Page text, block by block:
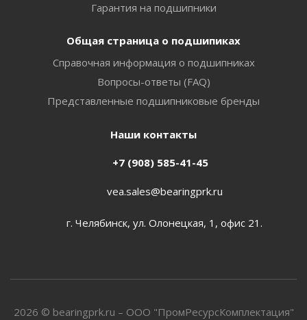
Гарантия на подшипники
Общая страница о подшипиках
Справочная информация о подшипниках
Вопросы-ответы (FAQ)
Представленные подшипниковые бренды
Наши контакты
+7 (908) 585-41-45
vea.sales@bearingprk.ru
г. Челябинск, ул. Олонецкая, 1, офис 21.
2026 © bearingprk.ru – ООО "ПромРесурсКомплектация"